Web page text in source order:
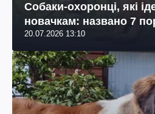
Собаки-охоронці, які
новачкам: названо 7
20.07.2026 13:10